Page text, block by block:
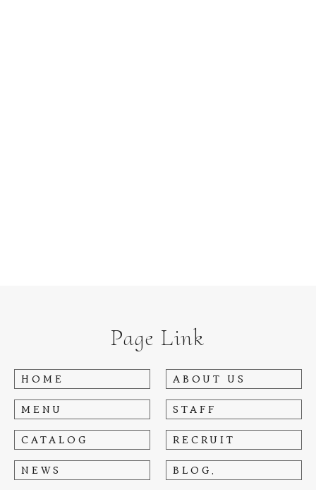
Page Link
HOME ABOUT US
MENU STAFF
CATALOG RECRUIT
NEWS BLOG.